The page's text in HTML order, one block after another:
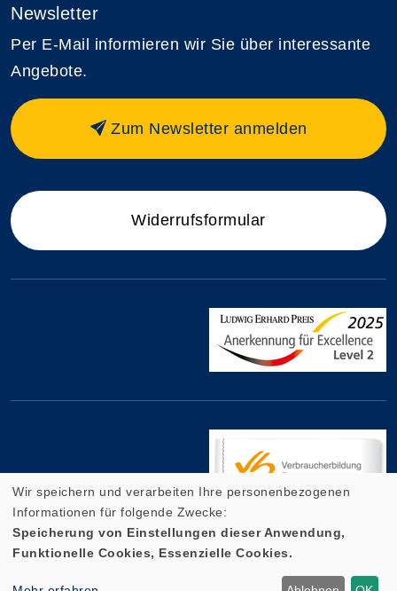
Newsletter
Per E-Mail informieren wir Sie über interessante
Angebote.
Zum Newsletter anmelden
Widerrufsformular
Cookie Einstellungen
Wir speichern und verarbeiten Ihre personenbezogenen
Informationen für folgende Zwecke:
Speicherung von Einstellungen dieser Anwendung,
Funktionelle Cookies, Essenzielle Cookies.